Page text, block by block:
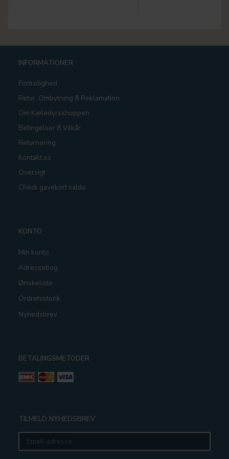
INFORMATIONER
Fortrolighed
Retur, Ombytning & Reklamation
Om Kæledyrsshoppen
Betingelser & Vilkår
Returnering
Kontakt os
Oversigt
Check gavekort saldo
KONTO
Min konto
Adressebog
Ønskeliste
Ordrehistorik
Nyhedsbrev
BETALINGSMETODER
TILMELD NYHEDSBREV
Email-
adresse